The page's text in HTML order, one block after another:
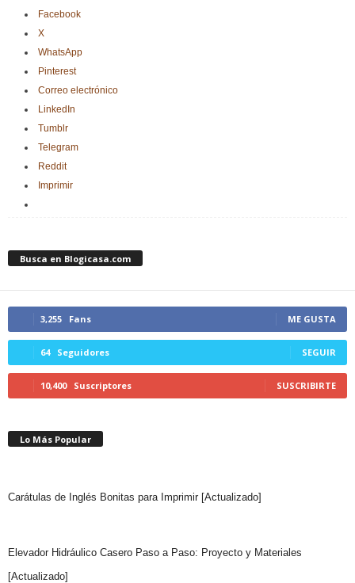
Facebook
X
WhatsApp
Pinterest
Correo electrónico
LinkedIn
Tumblr
Telegram
Reddit
Imprimir
Busca en Blogicasa.com
3,255 Fans ME GUSTA
64 Seguidores SEGUIR
10,400 Suscriptores SUSCRIBIRTE
Lo Más Popular
Carátulas de Inglés Bonitas para Imprimir [Actualizado]
Elevador Hidráulico Casero Paso a Paso: Proyecto y Materiales
[Actualizado]